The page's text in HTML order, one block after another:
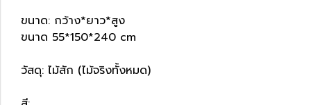
ขนาด: กว้าง*ยาว*สูง
ขนาด 55*150*240 cm
วัสดุ: ไม้สัก (ไม้จริงทั้งหมด)